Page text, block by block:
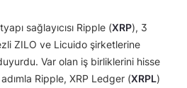
sağlayıcısı Ripple (XRP), 3
ZILO ve Licuido şirketlerine
Var olan iş birliklerini hisse
Ripple, XRP Ledger (XRPL)